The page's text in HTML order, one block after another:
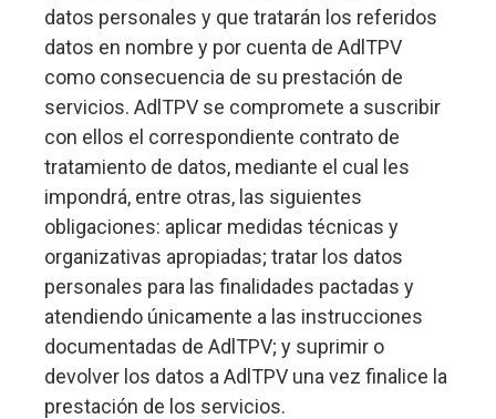
datos personales y que tratarán los referidos
datos en nombre y por cuenta de AdlTPV
como consecuencia de su prestación de
servicios. AdlTPV se compromete a suscribir
con ellos el correspondiente contrato de
tratamiento de datos, mediante el cual les
impondrá, entre otras, las siguientes
obligaciones: aplicar medidas técnicas y
organizativas apropiadas; tratar los datos
personales para las finalidades pactadas y
atendiendo únicamente a las instrucciones
documentadas de AdlTPV; y suprimir o
devolver los datos a AdlTPV una vez finalice la
prestación de los servicios.